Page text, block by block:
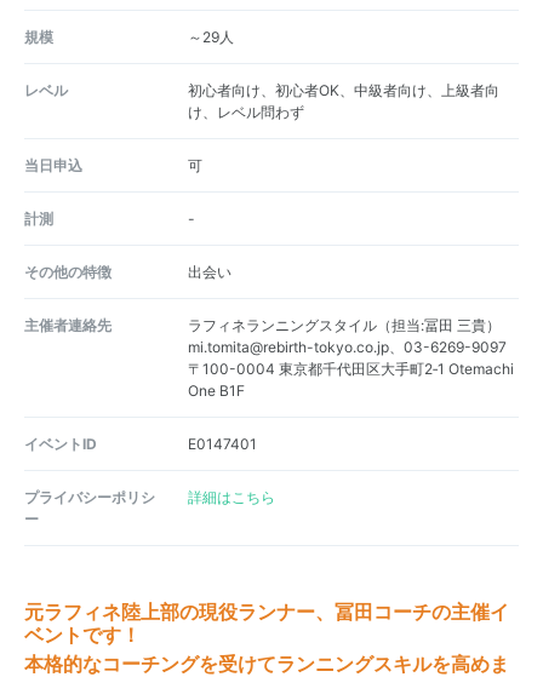
規模 ～29人
レベル
初心者向け、初心者OK、中級者向け、上級者向
け、レベル問わず
当日申込 可
計測 -
その他の特徴 出会い
主催者連絡先
ラフィネランニングスタイル（担当:冨田 三貴）
mi.tomita@rebirth-tokyo.co.jp、03-6269-9097
〒100-0004 東京都千代田区大手町2‐1 Otemachi
One B1F
イベントID E0147401
プライバシーポリシ
ー
詳細はこちら
元ラフィネ陸上部の現役ランナー、冨田コーチの主催イ
ベントです！
本格的なコーチングを受けてランニングスキルを高めま